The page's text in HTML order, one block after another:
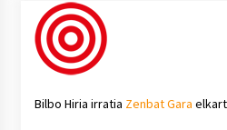
Bilbo Hiria irratia Zenbat Gara